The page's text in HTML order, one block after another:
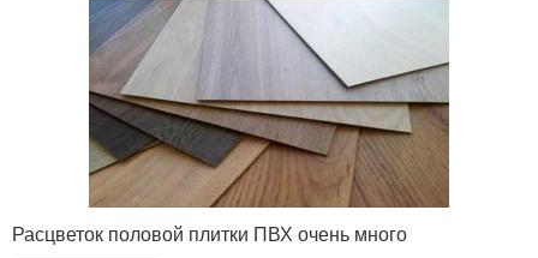
Расцветок половой плитки ПВХ очень много